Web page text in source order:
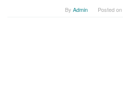
By Admin Posted on